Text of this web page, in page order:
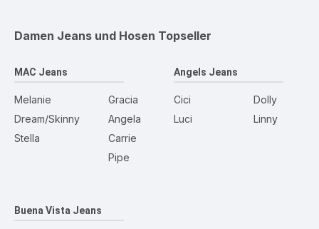
Damen Jeans und Hosen Topseller
MAC Jeans
Melanie
Dream/Skinny
Stella
Gracia
Angela
Carrie
Pipe
Angels Jeans
Cici
Luci
Dolly
Linny
Buena Vista Jeans